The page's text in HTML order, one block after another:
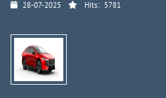
28-07-2025 Hits: 5781